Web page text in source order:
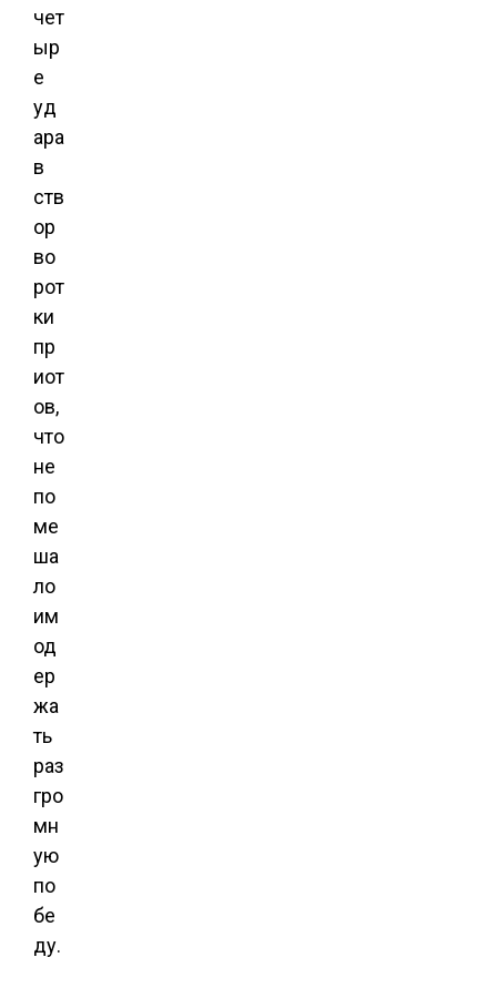
чет
ыр
е
уд
ара
в
ств
ор
во
рот
ки
пр
иот
ов,
что
не
по
ме
ша
ло
им
од
ер
жа
ть
раз
гро
мн
ую
по
бе
ду.